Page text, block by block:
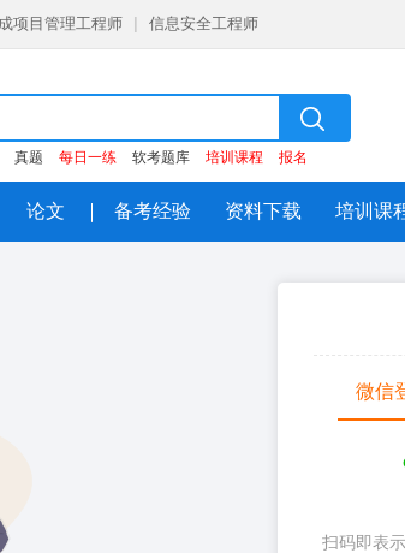
项目管理工程师 信息安全工程师
真题 每日一练 软考题库 培训课程 报名
论文 备考经验 资料下载 培训课
大数
每日一练，章节练习，历年真题，
微信
扫码即表